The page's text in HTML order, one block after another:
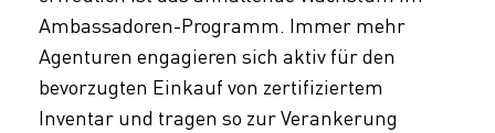
Ambassadoren-Programm. Immer mehr
Agenturen engagieren sich aktiv für den
bevorzugten Einkauf von zertifiziertem
Inventar und tragen so zur Verankerung